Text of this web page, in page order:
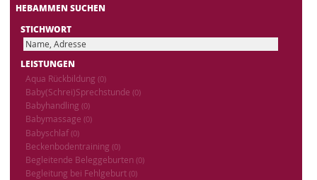
HEBAMMEN SUCHEN
STICHWORT
LEISTUNGEN
Aqua Rückbildung (0)
Baby(Schrei)Sprechstunde (0)
Babyhandling (0)
Babymassage (0)
Babyschlaf (0)
Beckenbodentraining (0)
Begleitende Beleggeburten (0)
Begleitung bei Fehlgeburt (0)